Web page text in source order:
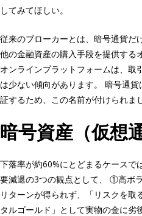
してみてほしい。
従来のブローカーとは、暗号通貨だ
他の金融資産の購入手段を提供する
オンラインプラットフォームは、取
は少ない傾向があります。 暗号通
証するため、この名前が付けられま
暗号資産（仮想
下落率が約60%にとどまるケースで
要減退の3つの観点として、 ①高ボ
リターンが得られず、「リスクを
タルゴールド」として実物の金に